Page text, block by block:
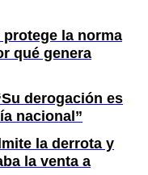
protege la norma
qué genera
derogación es
nacional”
la derrota y
la venta a